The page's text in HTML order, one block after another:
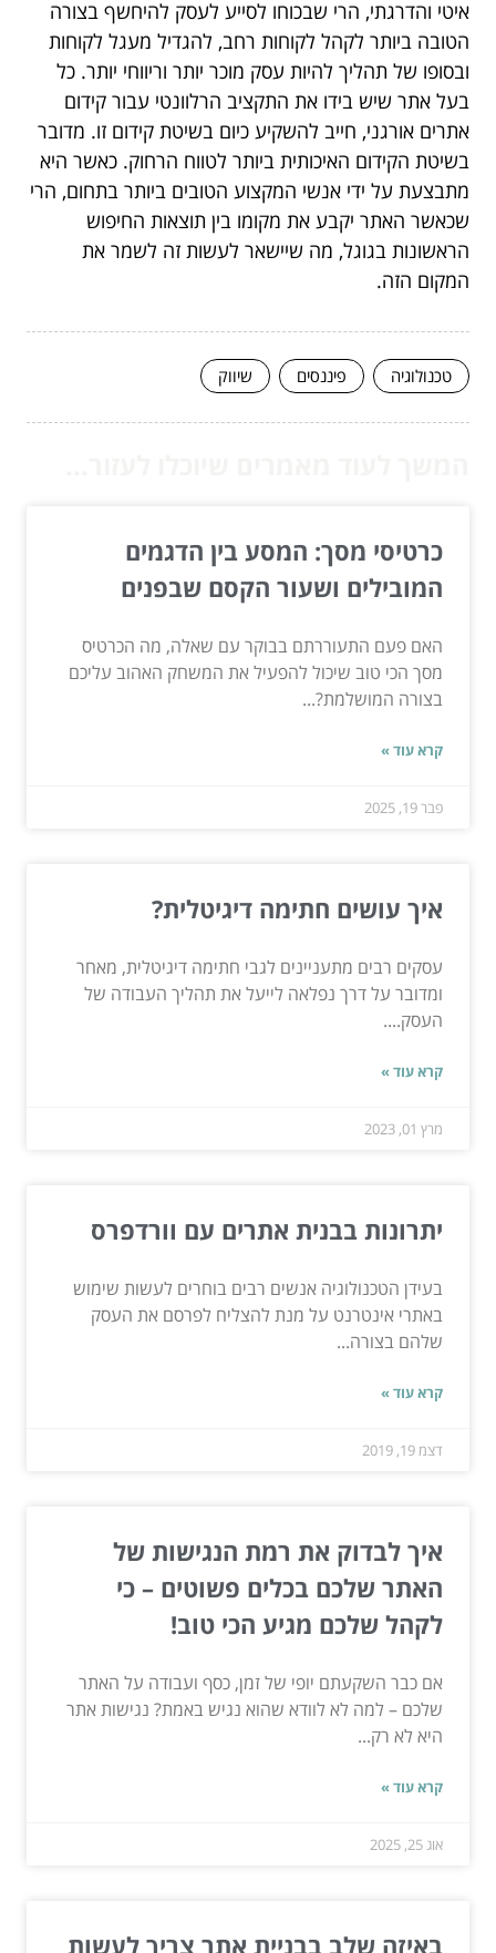
איטי והדרגתי, הרי שבכוחו לסייע לעסק להיחשף בצורה
הטובה ביותר לקהל לקוחות רחב, להגדיל מעגל לקוחות
ובסופו של תהליך להיות עסק מוכר יותר וריווחי יותר. כל
בעל אתר שיש בידו את התקציב הרלוונטי עבור קידום
אתרים אורגני, חייב להשקיע כיום בשיטת קידום זו. מדובר
בשיטת הקידום האיכותית ביותר לטווח הרחוק. כאשר היא
מתבצעת על ידי אנשי המקצוע הטובים ביותר בתחום, הרי
שכאשר האתר יקבע את מקומו בין תוצאות החיפוש
הראשונות בגוגל, מה שיישאר לעשות זה לשמר את
המקום הזה.
טכנולוגיה פיננסים שיווק
כרטיסי מסך: המסע בין הדגמים
המובילים ושעור הקסם שבפנים
האם פעם התעוררתם בבוקר עם שאלה, מה הכרטיס
מסך הכי טוב שיכול להפעיל את המשחק האהוב עליכם
בצורה המושלמת?...
קרא עוד »
פבר 19, 2025
איך עושים חתימה דיגיטלית?
עסקים רבים מתעניינים לגבי חתימה דיגיטלית, מאחר
ומדובר על דרך נפלאה לייעל את תהליך העבודה של
העסק....
קרא עוד »
מרץ 01, 2023
יתרונות בבנית אתרים עם וורדפרס
בעידן הטכנולוגיה אנשים רבים בוחרים לעשות שימוש
באתרי אינטרנט על מנת להצליח לפרסם את העסק
שלהם בצורה...
קרא עוד »
דצמ 19, 2019
איך לבדוק את רמת הנגישות של
האתר שלכם בכלים פשוטים – כי
לקהל שלכם מגיע הכי טוב!
אם כבר השקעתם יופי של זמן, כסף ועבודה על האתר
שלכם – למה לא לוודא שהוא נגיש באמת? נגישות אתר
היא לא רק...
קרא עוד »
אוג 25, 2025
באיזה שלב בבניית אתר צריך לעשות